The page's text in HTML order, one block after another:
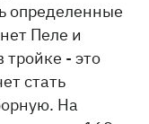
определенные
Пеле и
тройке - это
стать
На